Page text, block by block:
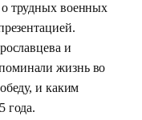
трудных военных
и
жизнь во
и каким
года.